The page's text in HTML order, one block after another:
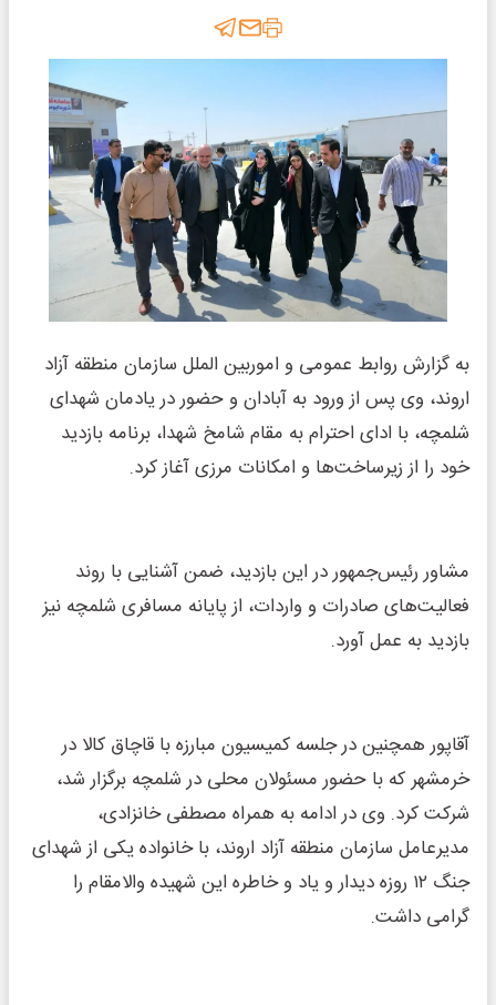
به گزارش روابط عمومی و اموربین الملل سازمان منطقه آزاد
اروند، وی پس از ورود به آبادان و حضور در یادمان شهدای
شلمچه، با ادای احترام به مقام شامخ شهدا، برنامه بازدید
خود را از زیرساخت‌ها و امکانات مرزی آغاز کرد.
مشاور رئیس‌جمهور در این بازدید، ضمن آشنایی با روند
فعالیت‌های صادرات و واردات، از پایانه مسافری شلمچه نیز
بازدید به عمل آورد.
آقاپور همچنین در جلسه کمیسیون مبارزه با قاچاق کالا در
خرمشهر که با حضور مسئولان محلی در شلمچه برگزار شد،
شرکت کرد. وی در ادامه به همراه مصطفی خانزادی،
مدیرعامل سازمان منطقه آزاد اروند، با خانواده یکی از شهدای
جنگ ۱۲ روزه دیدار و یاد و خاطره این شهیده والامقام را
گرامی داشت.